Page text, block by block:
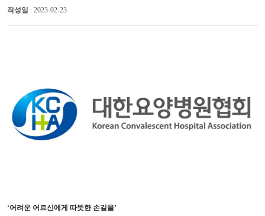
작성일 : 2023-02-23
‘어려운 어르신에게 따뜻한 손길을’